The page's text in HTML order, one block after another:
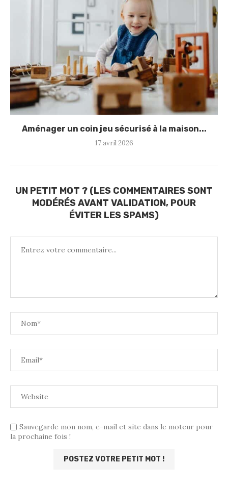
Aménager un coin jeu sécurisé à la maison...
17 avril 2026
UN PETIT MOT ? (LES COMMENTAIRES SONT
MODÉRÉS AVANT VALIDATION, POUR
ÉVITER LES SPAMS)
Sauvegarde mon nom, e-mail et site dans le moteur pour
la prochaine fois !